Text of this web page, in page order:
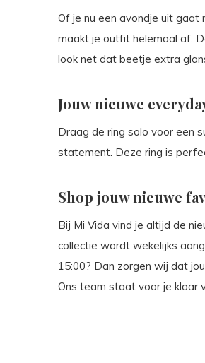
Of je nu een avondje uit gaat
maakt je outfit helemaal af.
look net dat beetje extra
Jouw nieuwe
Draag de ring solo voor een
statement. Deze ring is
Shop jouw nieuwe
Bij Mi Vida vind je altijd de
collectie wordt wekelijks
15:00? Dan zorgen wij dat
Ons team staat voor je klaar